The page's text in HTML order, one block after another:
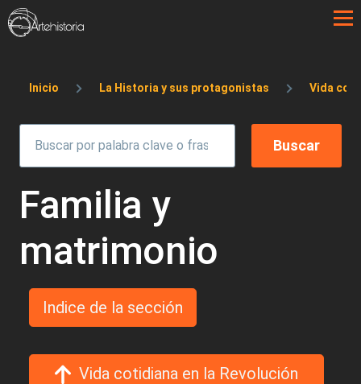
Pasar al contenido principal
Sobrescribir enlaces de ayuda a la
Inicio La Historia y sus protagonistas Vida
Familia y
matrimonio
Indice de la sección
Vida cotidiana en la Revolución